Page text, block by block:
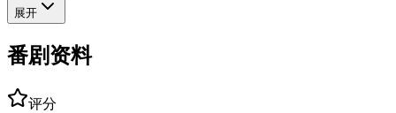
展开
番剧资料
评分